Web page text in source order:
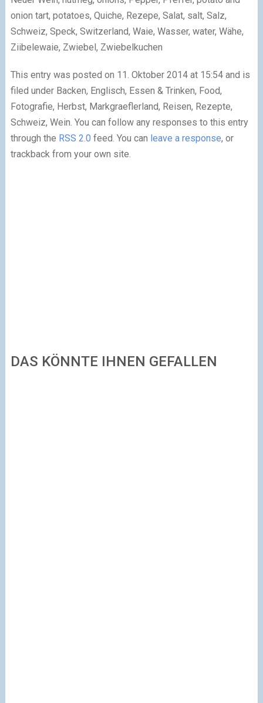
onion tart, potatoes, Quiche, Rezepe, Salat, salt, Salz,
Schweiz, Speck, Switzerland, Waie, Wasser, water, Wähe,
Ziibelewaie, Zwiebel, Zwiebelkuchen
This entry was posted on 11. Oktober 2014 at 15:54 and is
filed under Backen, Englisch, Essen & Trinken, Food,
Fotografie, Herbst, Markgraeflerland, Reisen, Rezepte,
Schweiz, Wein. You can follow any responses to this entry
through the RSS 2.0 feed. You can leave a response, or
trackback from your own site.
DAS KÖNNTE IHNEN GEFALLEN